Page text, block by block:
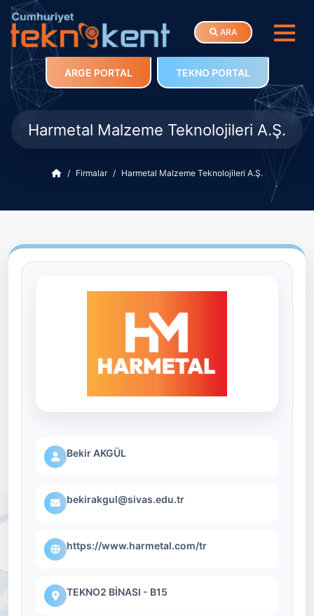
ARA
ARGE PORTAL TEKNO PORTAL
Harmetal Malzeme Teknolojileri A.Ş.
Firmalar Harmetal Malzeme Teknolojileri A.Ş.
Bekir AKGÜL
bekirakgul@sivas.edu.tr
https://www.harmetal.com/tr
TEKNO2 BİNASI - B15